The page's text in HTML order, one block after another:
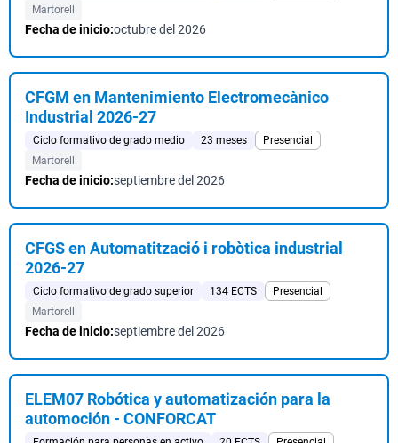
Martorell
Fecha de inicio:octubre del 2026
CFGM en Mantenimiento Electromecànico
Industrial 2026-27
Ciclo formativo de grado medio 23 meses
Presencial
Martorell
Fecha de inicio:septiembre del 2026
CFGS en Automatització i robòtica industrial
2026-27
Ciclo formativo de grado superior 134 ECTS
Presencial
Martorell
Fecha de inicio:septiembre del 2026
ELEM07 Robótica y automatización para la
automoción - CONFORCAT